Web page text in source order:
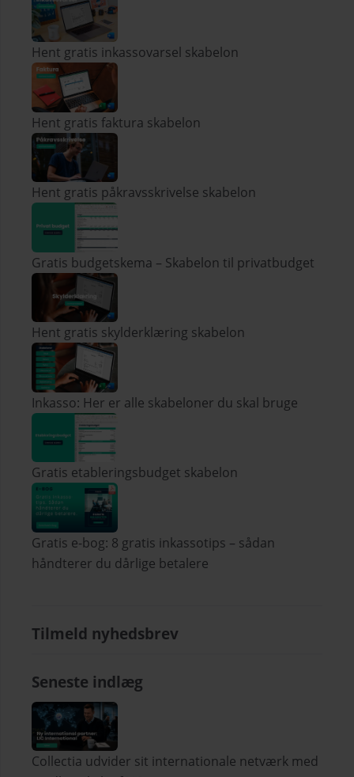
Hent gratis inkassovarsel skabelon
Hent gratis faktura skabelon
Hent gratis påkravsskrivelse skabelon
Gratis budgetskema – Skabelon til privatbudget
Hent gratis skylderklæring skabelon
Inkasso: Her er alle skabeloner du skal bruge
Gratis etableringsbudget skabelon
Gratis e-bog: 8 gratis inkassotips – sådan
håndterer du dårlige betalere
Tilmeld nyhedsbrev
Seneste indlæg
Collectia udvider sit internationale netværk med